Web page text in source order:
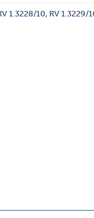
1.3228/10, RV 1.3229/